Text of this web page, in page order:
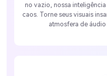
no vazio, nossa
caos. Torne seus visuais
atmosfera de